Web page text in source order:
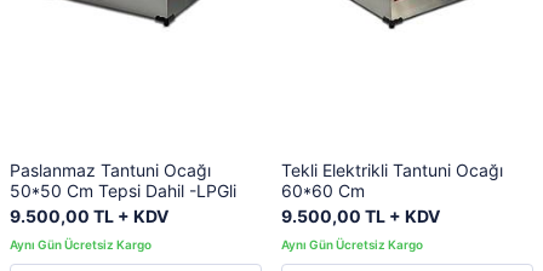
Paslanmaz Tantuni Ocağı
50*50 Cm Tepsi Dahil -LPGli
9.500,00 TL + KDV
Tekli Elektrikli Tantuni Ocağı
60*60 Cm
9.500,00 TL + KDV